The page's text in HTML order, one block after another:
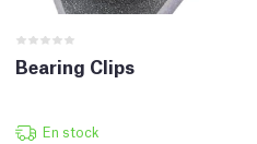
Bearing Clips
En stock